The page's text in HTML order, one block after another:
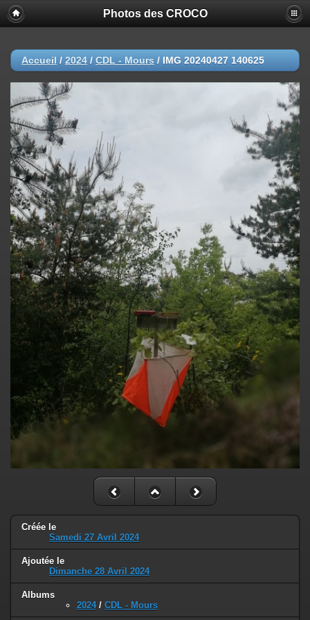
Photos des CROCO
Accueil / 2024 / CDL - Mours / IMG 20240427 140625
Créée le
Samedi 27 Avril 2024
Ajoutée le
Dimanche 28 Avril 2024
Albums
2024/ CDL - Mours